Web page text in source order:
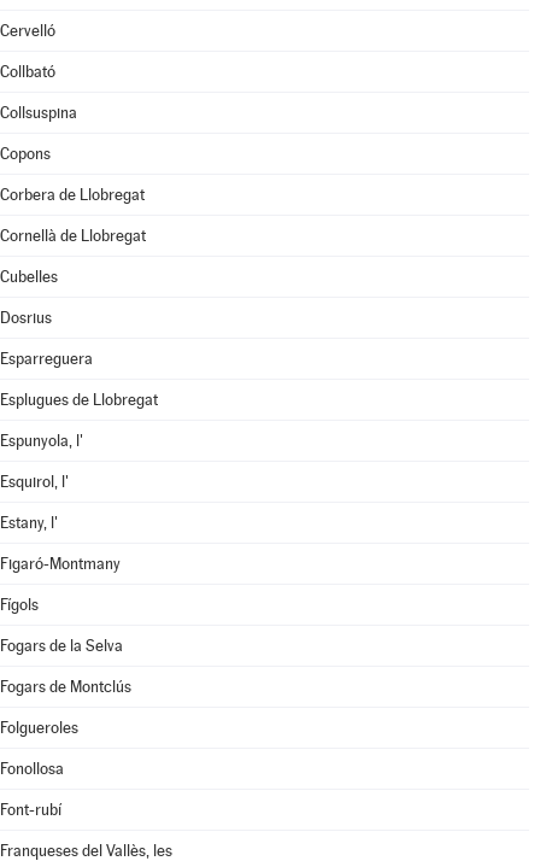
Cervelló
Collbató
Collsuspina
Copons
Corbera de Llobregat
Cornellà de Llobregat
Cubelles
Dosrius
Esparreguera
Esplugues de Llobregat
Espunyola, l'
Esquirol, l'
Estany, l'
Figaró-Montmany
Fígols
Fogars de la Selva
Fogars de Montclús
Folgueroles
Fonollosa
Font-rubí
Franqueses del Vallès, les